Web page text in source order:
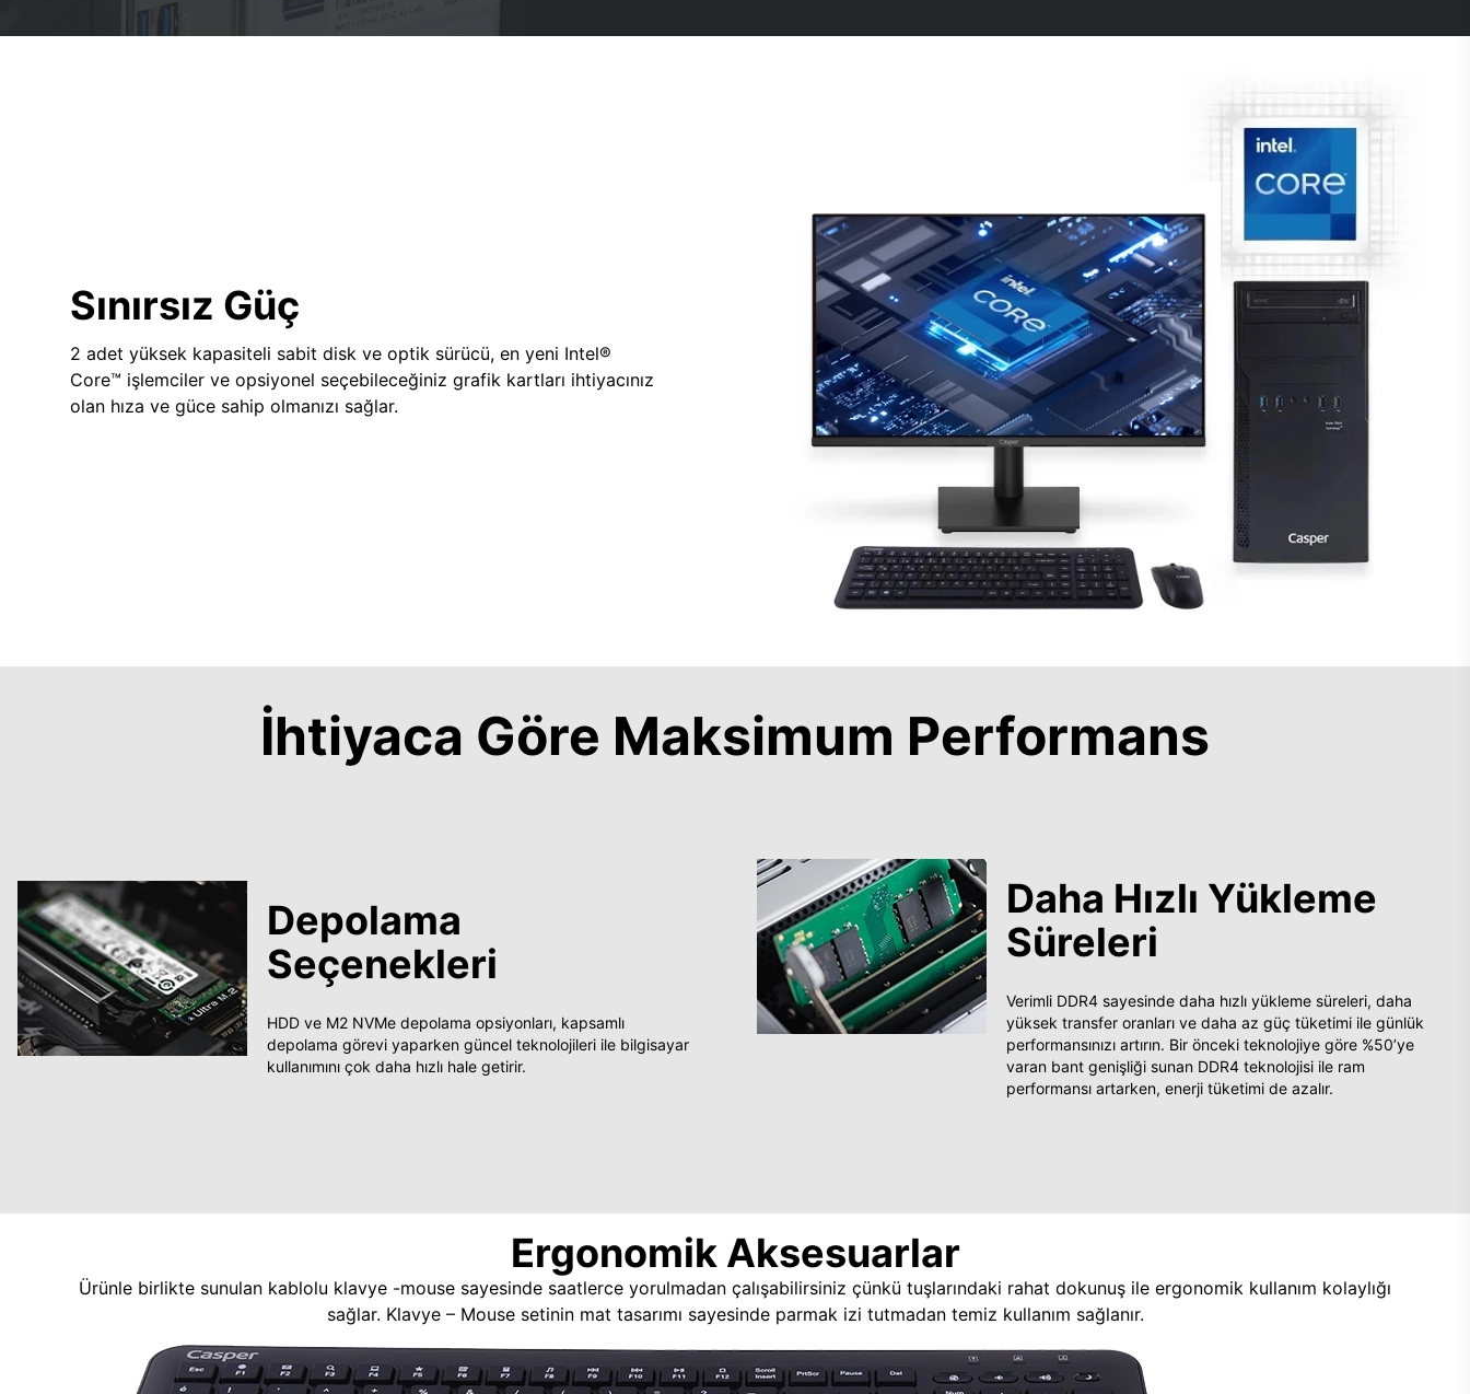
Sınırsız Güç
2 adet yüksek kapasiteli sabit disk ve optik sürücü, en yeni Intel®
Core™ işlemciler ve opsiyonel seçebileceğiniz grafik kartları ihtiyacınız
olan hıza ve güce sahip olmanızı sağlar.
İhtiyaca Göre Maksimum Performans
Depolama
Seçenekleri
HDD ve M2 NVMe depolama opsiyonları, kapsamlı
depolama görevi yaparken güncel teknolojileri ile bilgisayar
kullanımını çok daha hızlı hale getirir.
Daha Hızlı Yükleme
Süreleri
Verimli DDR4 sayesinde daha hızlı yükleme süreleri, daha
yüksek transfer oranları ve daha az güç tüketimi ile günlük
performansınızı artırın. Bir önceki teknolojiye göre %50’ye
varan bant genişliği sunan DDR4 teknolojisi ile ram
performansı artarken, enerji tüketimi de azalır.
Ergonomik Aksesuarlar
Ürünle birlikte sunulan kablolu klavye -mouse sayesinde saatlerce yorulmadan çalışabilirsiniz çünkü tuşlarındaki rahat dokunuş ile ergonomik kullanım kolaylığı
sağlar. Klavye – Mouse setinin mat tasarımı sayesinde parmak izi tutmadan temiz kullanım sağlanır.